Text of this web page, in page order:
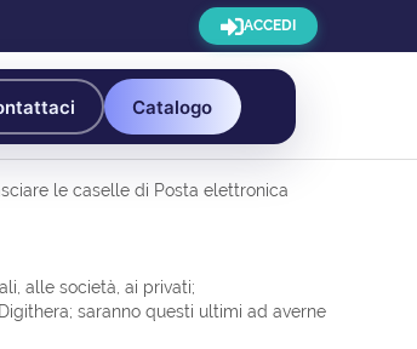
ACCEDI
Catalogo
le caselle di Posta elettronica
alle società, ai privati;
saranno questi ultimi ad averne